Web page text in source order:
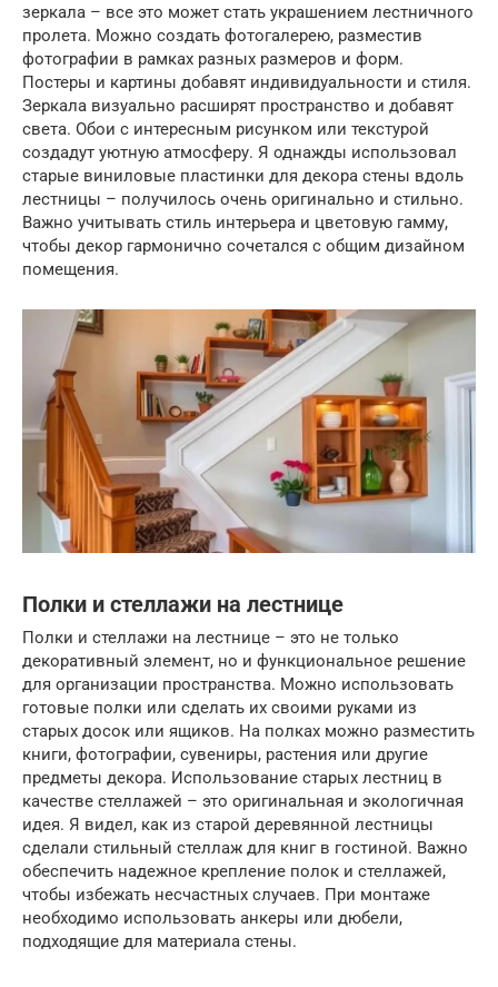
зеркала – все это может стать украшением лестничного
пролета. Можно создать фотогалерею, разместив
фотографии в рамках разных размеров и форм.
Постеры и картины добавят индивидуальности и стиля.
Зеркала визуально расширят пространство и добавят
света. Обои с интересным рисунком или текстурой
создадут уютную атмосферу. Я однажды использовал
старые виниловые пластинки для декора стены вдоль
лестницы – получилось очень оригинально и стильно.
Важно учитывать стиль интерьера и цветовую гамму,
чтобы декор гармонично сочетался с общим дизайном
помещения.
Полки и стеллажи на лестнице
Полки и стеллажи на лестнице – это не только
декоративный элемент, но и функциональное решение
для организации пространства. Можно использовать
готовые полки или сделать их своими руками из
старых досок или ящиков. На полках можно разместить
книги, фотографии, сувениры, растения или другие
предметы декора. Использование старых лестниц в
качестве стеллажей – это оригинальная и экологичная
идея. Я видел, как из старой деревянной лестницы
сделали стильный стеллаж для книг в гостиной. Важно
обеспечить надежное крепление полок и стеллажей,
чтобы избежать несчастных случаев. При монтаже
необходимо использовать анкеры или дюбели,
подходящие для материала стены.